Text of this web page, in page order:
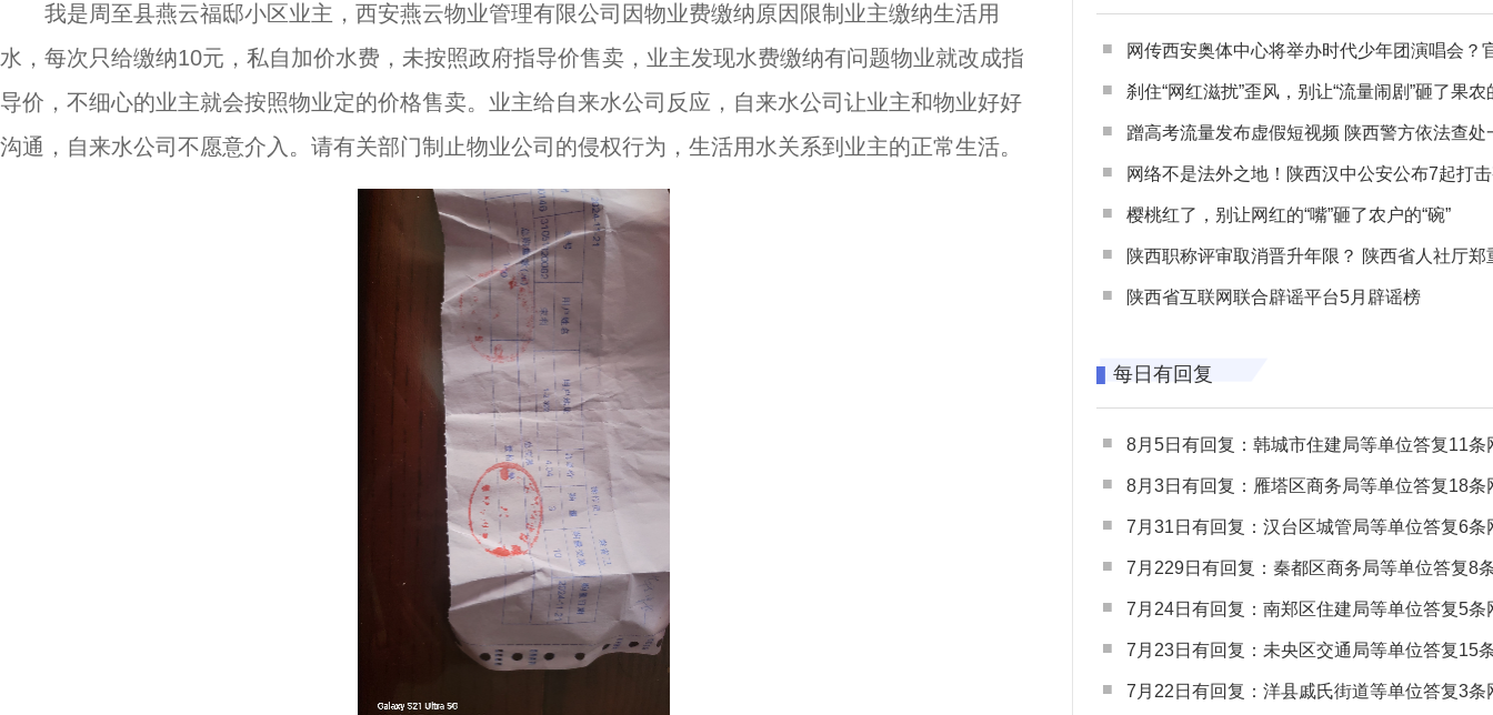
我是周至县燕云福邸小区业主，西安燕云物业管理有限公司因物业费缴纳原因限制业主缴纳生活用
水，每次只给缴纳10元，私自加价水费，未按照政府指导价售卖，业主发现水费缴纳有问题物业就改成指
导价，不细心的业主就会按照物业定的价格售卖。业主给自来水公司反应，自来水公司让业主和物业好好
沟通，自来水公司不愿意介入。请有关部门制止物业公司的侵权行为，生活用水关系到业主的正常生活。
网传西安奥体中心将举办时代少年团演唱会？官方回应：纯
刹住“网红滋扰”歪风，别让“流量闹剧”砸了果农
蹭高考流量发布虚假短视频 陕西警方依法查处一起涉高考网络
网络不是法外之地！陕西汉中公安公布7起打击整治网谣网暴典型
樱桃红了，别让网红的“嘴”砸了农户的“碗”
陕西职称评审取消晋升年限？ 陕西省人社厅郑重声明 谨防职称评审不实言
陕西省互联网联合辟谣平台5月辟谣榜
每日有回复
8月5日有回复：韩城市住建局等单位答复11条网民
8月3日有回复：雁塔区商务局等单位答复18条网民
7月31日有回复：汉台区城管局等单位答复6条网民
7月229日有回复：秦都区商务局等单位答复8条网民
7月24日有回复：南郑区住建局等单位答复5条网民
7月23日有回复：未央区交通局等单位答复15条网民
7月22日有回复：洋县戚氏街道等单位答复3条网民